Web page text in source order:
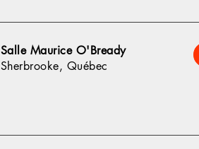
Salle Maurice O'Bready
Sherbrooke, Québec